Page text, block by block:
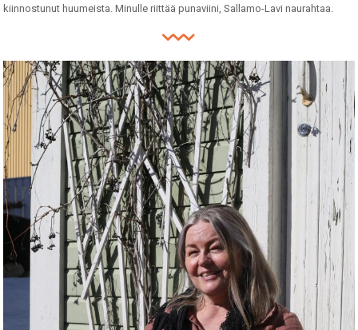
kiinnostunut huumeista. Minulle riittää punaviini, Sallamo-Lavi naurahtaa.